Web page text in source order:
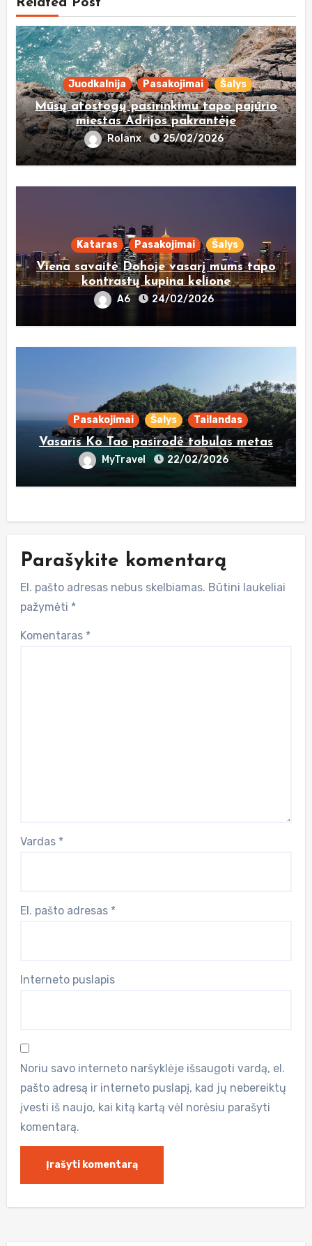
Related Post
Juodkalnija Pasakojimai Šalys
Mūsų atostogų pasirinkimu tapo pajūrio
miestas Adrijos pakrantėje
Rolanx 25/02/2026
Kataras Pasakojimai Šalys
Viena savaitė Dohoje vasarį mums tapo
kontrastų kupina kelione
A6 24/02/2026
Pasakojimai Šalys Tailandas
Vasaris Ko Tao pasirodė tobulas metas
MyTravel 22/02/2026
Parašykite komentarą
El. pašto adresas nebus skelbiamas. Būtini laukeliai
pažymėti *
Komentaras *
Vardas *
El. pašto adresas *
Interneto puslapis
Noriu savo interneto naršyklėje išsaugoti vardą, el.
pašto adresą ir interneto puslapį, kad jų nebereiktų
įvesti iš naujo, kai kitą kartą vėl norėsiu parašyti
komentarą.